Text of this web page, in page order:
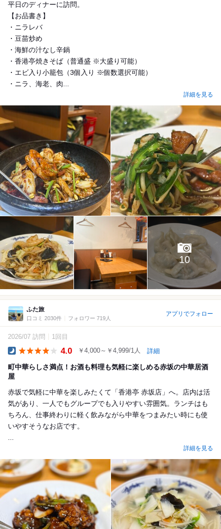
平日のディナーに訪問。
【お品書き】
・ニラレバ
・豆苗炒め
・海鮮の汁なし辛鍋
・香港亭焼きそば（普通盛 ※大盛り可能）
・エビ入り小籠包（3個入り ※個数選択可能）
・ニラ、海老、肉...
詳細を見る
10
ふた旅
口コミ 2030件 フォロワー 719人
アプリでフォロー
2026/07 訪問 1回目
4.0 ￥4,000～￥4,999/1人 詳細
町中華らしさ満点！お酒も料理も気軽に楽しめる赤坂の中華居酒
屋
赤坂で気軽に中華を楽しみたくて「香港亭 赤坂店」へ。店内は活
気があり、一人でもグループでも入りやすい雰囲気。ランチはも
ちろん、仕事終わりに軽く飲みながら中華をつまみたい時にも使
いやすそうなお店です。
...
詳細を見る